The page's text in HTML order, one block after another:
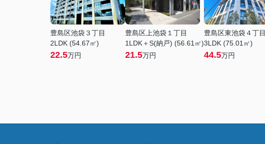
豊島区池袋３丁目
2LDK (54.67㎡)
22.5万円
豊島区上池袋１丁目
1LDK＋S(納戸) (56.61㎡)
21.5万円
豊島区東池袋４丁目
3LDK (75.01㎡)
44.5万円